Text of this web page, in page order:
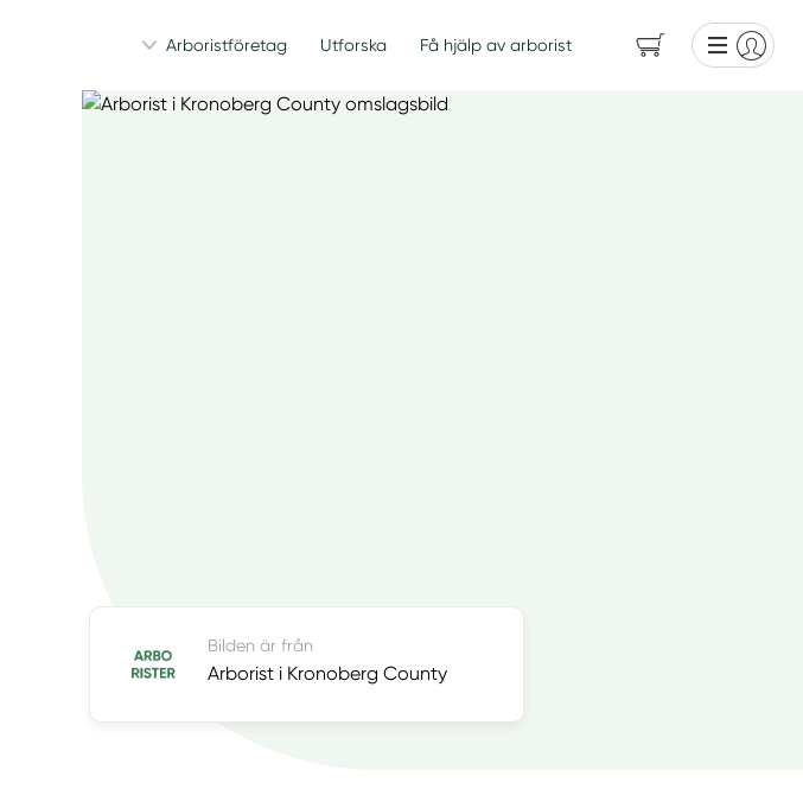
Arboristföretag Utforska Få hjälp av arborist
Bilden är från
Arborist i Kronoberg County